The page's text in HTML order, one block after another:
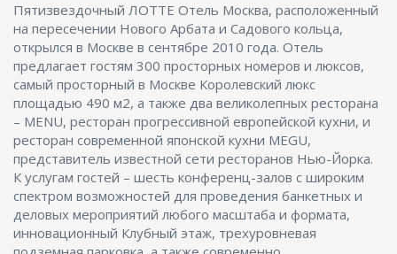
Пятизвездочный ЛОТТЕ Отель Москва, расположенный
на пересечении Нового Арбата и Садового кольца,
открылся в Москве в сентябре 2010 года. Отель
предлагает гостям 300 просторных номеров и люксов,
самый просторный в Москве Королевский люкс
площадью 490 м2, а также два великолепных ресторана
– MENU, ресторан прогрессивной европейской кухни, и
ресторан современной японской кухни MEGU,
представитель известной сети ресторанов Нью-Йорка.
К услугам гостей – шесть конференц-залов с широким
спектром возможностей для проведения банкетных и
деловых мероприятий любого масштаба и формата,
инновационный Клубный этаж, трехуровневая